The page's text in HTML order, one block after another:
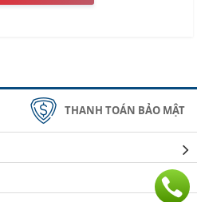
THANH TOÁN BẢO MẬT